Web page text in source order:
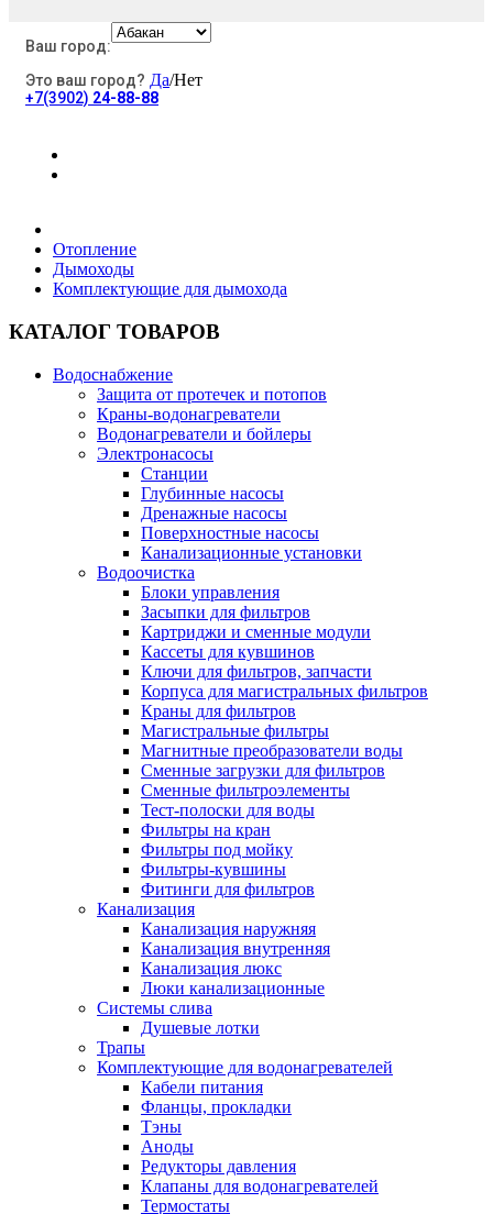
Электротовары
Строительные товары
Все для бани
Полезные статьи
Новости и Акции
Оплата и доставка
Сервис-центр
Адреса Сервис-центров
Условия возврата товара
Обмен и возврат товара
Ваш город:
Это ваш город? Да/Нет
+7(3902) 24-88-88
Отопление
Дымоходы
Комплектующие для дымохода
КАТАЛОГ ТОВАРОВ
Водоснабжение
Защита от протечек и потопов
Краны-водонагреватели
Водонагреватели и бойлеры
Электронасосы
Станции
Глубинные насосы
Дренажные насосы
Поверхностные насосы
Канализационные установки
Водоочистка
Блоки управления
Засыпки для фильтров
Картриджи и сменные модули
Кассеты для кувшинов
Ключи для фильтров, запчасти
Корпуса для магистральных фильтров
Краны для фильтров
Магистральные фильтры
Магнитные преобразователи воды
Сменные загрузки для фильтров
Сменные фильтроэлементы
Тест-полоски для воды
Фильтры на кран
Фильтры под мойку
Фильтры-кувшины
Фитинги для фильтров
Канализация
Канализация наружняя
Канализация внутренняя
Канализация люкс
Люки канализационные
Системы слива
Душевые лотки
Трапы
Комплектующие для водонагревателей
Кабели питания
Фланцы, прокладки
Тэны
Аноды
Редукторы давления
Клапаны для водонагревателей
Термостаты